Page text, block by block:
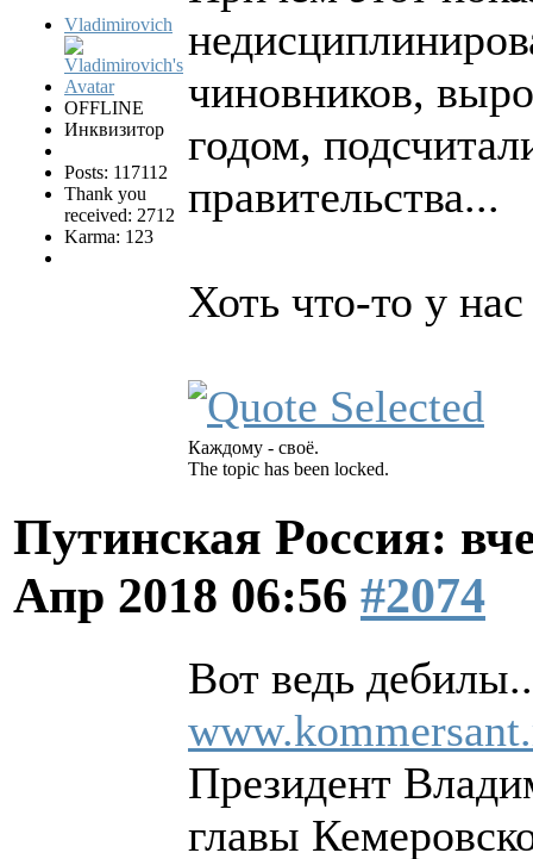
Vladimirovich
OFFLINE
Инквизитор
Posts: 117112
Thank you
received: 2712
Karma: 123
чиновников,
годом,
правительства...
Хоть что-то у
Каждому - своё.
The topic has been locked.
Путинская Россия:
Апр 2018 06:56 #2074
Вот ведь
Президент
главы